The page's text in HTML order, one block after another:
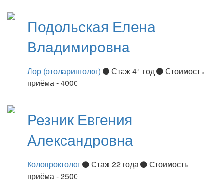
Подольская Елена
Владимировна
Лор (отоларинголог) Стаж 41 год
Стоимость
приёма - 4000
Резник Евгения
Александровна
Колопроктолог Стаж 22 года
Стоимость
приёма - 2500